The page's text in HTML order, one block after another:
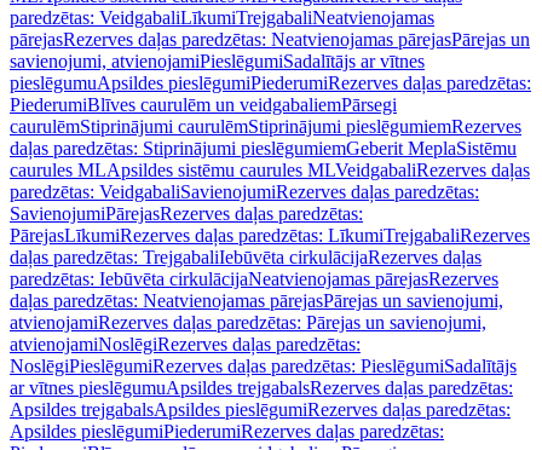
paredzētas: VeidgabaliLīkumiTrejgabaliNeatvienojamas
pārejasRezerves daļas paredzētas: Neatvienojamas pārejasPārejas un
savienojumi, atvienojamiPieslēgumiSadalītājs ar vītnes
pieslēgumuApsildes pieslēgumiPiederumiRezerves daļas paredzētas:
PiederumiBlīves caurulēm un veidgabaliemPārsegi
caurulēmStiprinājumi caurulēmStiprinājumi pieslēgumiemRezerves
daļas paredzētas: Stiprinājumi pieslēgumiemGeberit MeplaSistēmu
caurules MLApsildes sistēmu caurules MLVeidgabaliRezerves daļas
paredzētas: VeidgabaliSavienojumiRezerves daļas paredzētas:
SavienojumiPārejasRezerves daļas paredzētas:
PārejasLīkumiRezerves daļas paredzētas: LīkumiTrejgabaliRezerves
daļas paredzētas: TrejgabaliIebūvēta cirkulācijaRezerves daļas
paredzētas: Iebūvēta cirkulācijaNeatvienojamas pārejasRezerves
daļas paredzētas: Neatvienojamas pārejasPārejas un savienojumi,
atvienojamiRezerves daļas paredzētas: Pārejas un savienojumi,
atvienojamiNoslēgiRezerves daļas paredzētas:
NoslēgiPieslēgumiRezerves daļas paredzētas: PieslēgumiSadalītājs
ar vītnes pieslēgumuApsildes trejgabalsRezerves daļas paredzētas:
Apsildes trejgabalsApsildes pieslēgumiRezerves daļas paredzētas:
Apsildes pieslēgumiPiederumiRezerves daļas paredzētas: